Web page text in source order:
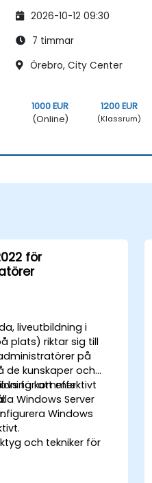
ng2026-10-12 09:30
7 timmar
Örebro, City Center
1000 EUR
(Online)
1200 EUR
(Klassrum)
för
liveutbildning i
plats) riktar sig till
på
de kunskaper och
för att effektivt
Windows Server
kommer
Windows
och tekniker för